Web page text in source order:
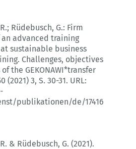
Rüdebusch, G.: Firm
advanced training
sustainable business
Challenges, objectives
the GEKONAWI*transfer
(2021) 3, S. 30-31. URL:
publikationen/de/17416
& Rüdebusch, G. (2021).